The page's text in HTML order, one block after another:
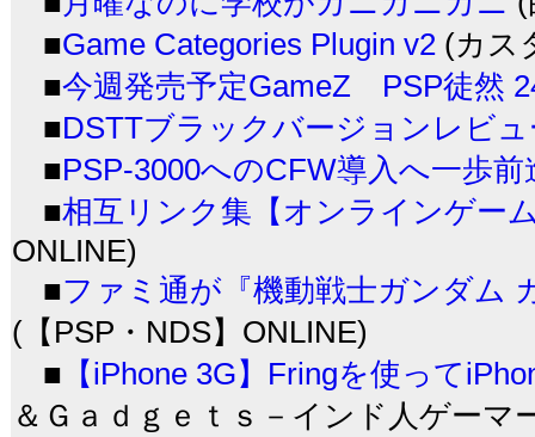
■Game Categories Plugin v2 (カス
■今週発売予定GameZ PSP徒然
■DSTTブラックバージョンレビ
■PSP-3000へのCFW導入へ一歩前
■相互リンク集【オンラインゲー
ONLINE)
■ファミ通が『機動戦士ガンダム
(【PSP・NDS】ONLINE)
■ 【iPhone 3G】Fringを使って
＆Ｇａｄｇｅｔｓ－インド人ゲーマ